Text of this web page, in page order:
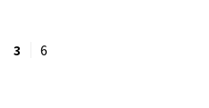
3 6